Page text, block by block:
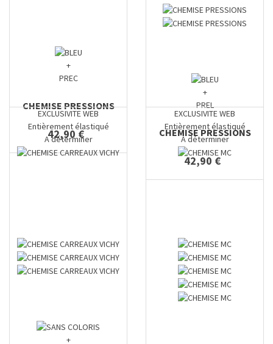
+
PREC
CHEMISE PRESSIONS
42,90 €
+
PREL
CHEMISE PRESSIONS
42,90 €
EXCLUSIVITE WEB
Entièrement élastiqué
A déterminer
+
EXCLUSIVITE WEB
Entièrement élastiqué
A déterminer